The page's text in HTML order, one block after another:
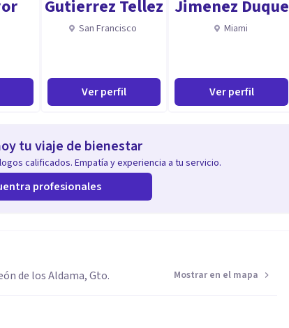
Gutierrez Tellez
San Francisco
Ver perfil
Jimenez Duque
Miami
Ver perfil
tu viaje de bienestar
calificados. Empatía y experiencia a tu servicio.
profesionales
de los Aldama, Gto.
Mostrar en el mapa